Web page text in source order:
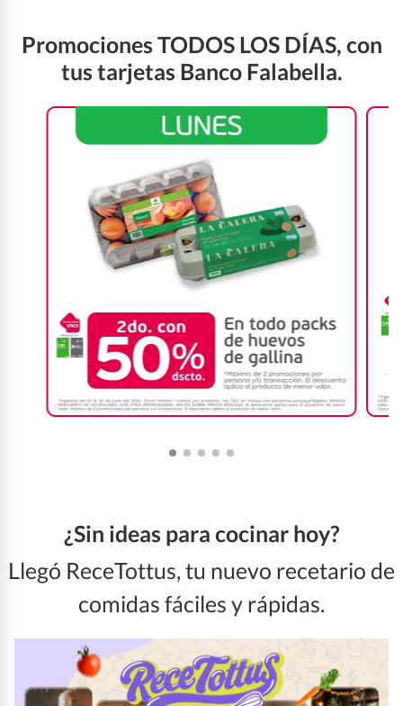
Promociones TODOS LOS DÍAS, con
tus tarjetas Banco Falabella.
¿Sin ideas para cocinar hoy?
Llegó ReceTottus, tu nuevo recetario de
comidas fáciles y rápidas.